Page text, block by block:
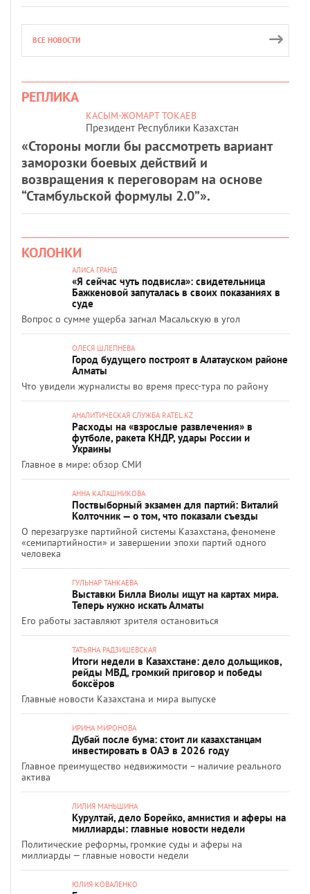
ВСЕ НОВОСТИ
РЕПЛИКА
КАСЫМ-ЖОМАРТ ТОКАЕВ
Президент Республики Казахстан
«Стороны могли бы рассмотреть вариант
заморозки боевых действий и
возвращения к переговорам на основе
“Стамбульской формулы 2.0”».
КОЛОНКИ
АЛИСА ГРАНД
«Я сейчас чуть подвисла»: свидетельница
Бажкеновой запуталась в своих показаниях в
суде
Вопрос о сумме ущерба загнал Масальскую в угол
ОЛЕСЯ ШЛЕПНЕВА
Город будущего построят в Алатауском районе
Алматы
Что увидели журналисты во время пресс-тура по району
АНАЛИТИЧЕСКАЯ СЛУЖБА RATEL.KZ
Расходы на «взрослые развлечения» в
футболе, ракета КНДР, удары России и
Украины
Главное в мире: обзор СМИ
АННА КАЛАШНИКОВА
Поствыборный экзамен для партий: Виталий
Колточник — о том, что показали съезды
О перезагрузке партийной системы Казахстана, феномене
«семипартийности» и завершении эпохи партий одного
человека
ГУЛЬНАР ТАНКАЕВА
Выставки Билла Виолы ищут на картах мира.
Теперь нужно искать Алматы
Его работы заставляют зрителя остановиться
ТАТЬЯНА РАДЗИШЕВСКАЯ
Итоги недели в Казахстане: дело дольщиков,
рейды МВД, громкий приговор и победы
боксёров
Главные новости Казахстана и мира выпуске
ИРИНА МИРОНОВА
Дубай после бума: стоит ли казахстанцам
инвестировать в ОАЭ в 2026 году
Главное преимущество недвижимости – наличие реального
актива
ЛИЛИЯ МАНЬШИНА
Курултай, дело Борейко, амнистия и аферы на
миллиарды: главные новости недели
Политические реформы, громкие суды и аферы на
миллиарды — главные новости недели
ЮЛИЯ КОВАЛЕНКО